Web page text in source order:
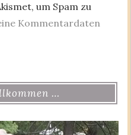
um Spam zu
Kommentardaten
…